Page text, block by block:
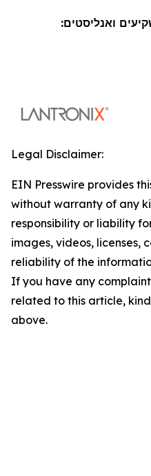
ואנליסטים:
Legal Disclaimer:
EIN Presswire provides
without warranty of any
responsibility or liability
images, videos, licenses,
reliability of the
If you have any
related to this article,
above.